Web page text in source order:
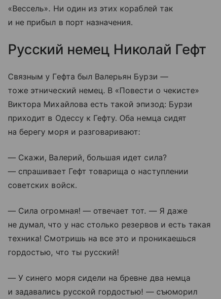
«Вессель». Ни один из этих кораблей так
и не прибыл в порт назначения.
Русский немец Николай Гефт
Связным у Гефта был Валерьян Бурзи —
тоже этнический немец. В «Повести о чекисте»
Виктора Михайлова есть такой эпизод: Бурзи
приходит в Одессу к Гефту. Оба немца сидят
на берегу моря и разговаривают:
— Скажи, Валерий, большая идет сила?
— спрашивает Гефт товарища о наступлении
советских войск.
— Сила огромная! — отвечает тот. — Я даже
не думал, что у нас столько резервов и есть такая
техника! Смотришь на все это и проникаешься
гордостью, что ты русский!
— У синего моря сидели на бревне два немца
и задавались русской гордостью! — съюморил